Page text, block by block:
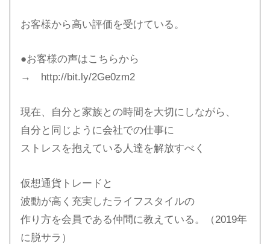
お客様から高い評価を受けている。
●お客様の声はこちらから
→ http://bit.ly/2Ge0zm2​
現在、自分と家族との時間を大切にしながら、
自分と同じように会社での仕事に
ストレスを抱えている人達を解放すべく
仮想通貨トレードと
波動が高く充実したライフスタイルの
作り方を会員である仲間に教えている。（2019年
に脱サラ）